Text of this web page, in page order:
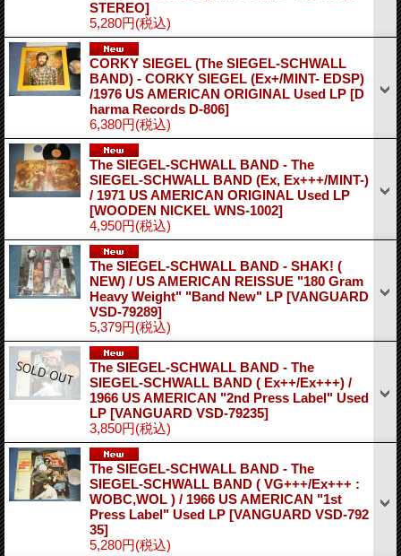
STEREO]
5,280円(税込)
CORKY SIEGEL (The SIEGEL-SCHWALL
BAND) - CORKY SIEGEL (Ex+/MINT- EDSP)
/1976 US AMERICAN ORIGINAL Used LP [D
harma Records D-806]
6,380円(税込)
The SIEGEL-SCHWALL BAND - The
SIEGEL-SCHWALL BAND (Ex, Ex+++/MINT-)
/ 1971 US AMERICAN ORIGINAL Used LP
[WOODEN NICKEL WNS-1002]
4,950円(税込)
The SIEGEL-SCHWALL BAND - SHAK! (
NEW) / US AMERICAN REISSUE "180 Gram
Heavy Weight" "Band New" LP [VANGUARD
VSD-79289]
5,379円(税込)
The SIEGEL-SCHWALL BAND - The
SIEGEL-SCHWALL BAND ( Ex++/Ex+++) /
1966 US AMERICAN "2nd Press Label" Used
LP [VANGUARD VSD-79235]
3,850円(税込)
The SIEGEL-SCHWALL BAND - The
SIEGEL-SCHWALL BAND ( VG+++/Ex+++ :
WOBC,WOL ) / 1966 US AMERICAN "1st
Press Label" Used LP [VANGUARD VSD-792
35]
5,280円(税込)